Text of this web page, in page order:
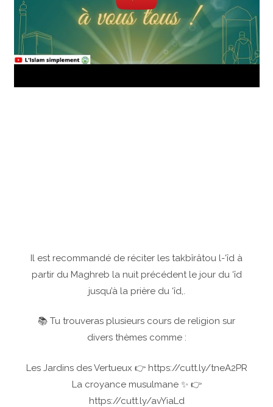
Il est recommandé de réciter les takbîrâtou l-‘îd à
partir du Maghreb la nuit précédent le jour du ‘îd
jusqu’à la prière du ‘îd,.
📚 Tu trouveras plusieurs cours de religion sur
divers thèmes comme :
Les Jardins des Vertueux 👉 https://cutt.ly/tneA2PR
La croyance musulmane ✨ 👉
https://cutt.ly/avYiaLd